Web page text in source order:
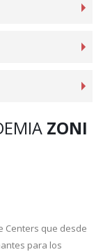
ZONI
Centers que desde
para los